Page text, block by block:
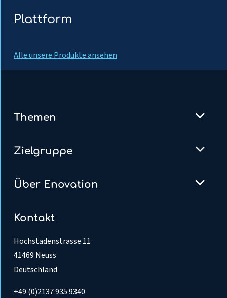
Plattform
Alle unsere Produkte ansehen
Themen
Zielgruppe
Über Enovation
Kontakt
Hochstadenstrasse 11
41469 Neuss
Deutschland
+49 (0)2137 935 9340